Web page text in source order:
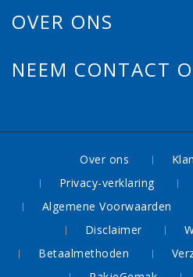
OVER ONS
NEEM CONTACT
Over ons
Privacy-verklaring
Algemene Voorwaarden
Disclaimer
Betaalmethoden